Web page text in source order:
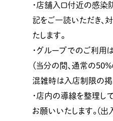
・店舗入口付近の感
記をご一読いただき、
たします。
・グループでのご利用
（当分の間、通常の50
混雑時は入店制限の掲
・店内の導線を整理し
お願いいたします。（